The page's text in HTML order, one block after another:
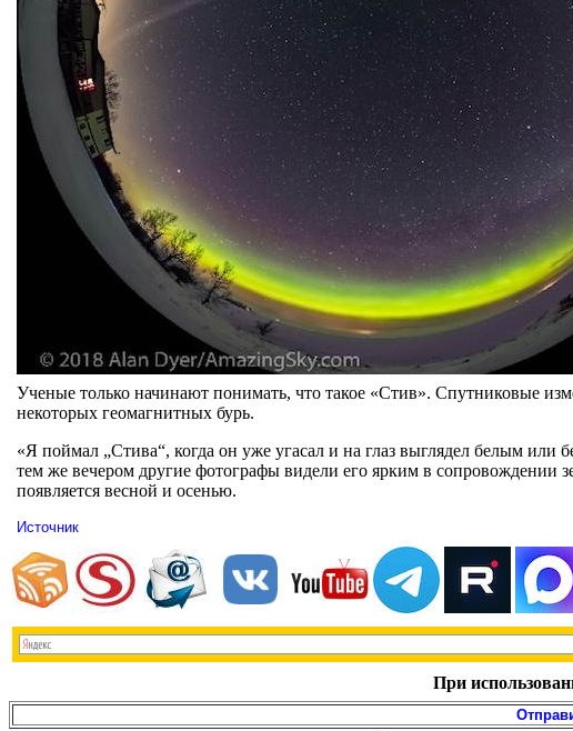
Ученые только начинают понимать, что такое «Стив». Спутниковые
некоторых геомагнитных бурь.
«Я поймал „Стива“, когда он уже угасал и на глаз выглядел белым
тем же вечером другие фотографы видели его ярким в сопровождении
появляется весной и осенью.
Источник
При